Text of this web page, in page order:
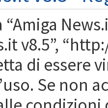
v8.5”,
di essere
Se non